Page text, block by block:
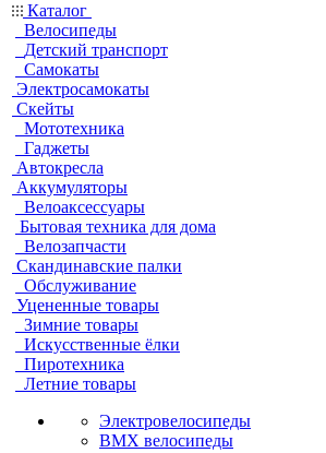
Каталог
Велосипеды
Детский транспорт
Самокаты
Электросамокаты
Скейты
Мототехника
Гаджеты
Автокресла
Аккумуляторы
Велоаксессуары
Бытовая техника для дома
Велозапчасти
Скандинавские палки
Обслуживание
Уцененные товары
Зимние товары
Искусственные ёлки
Пиротехника
Летние товары
Электровелосипеды
BMX велосипеды